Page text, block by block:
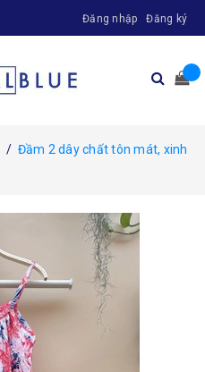
Đăng nhập Đăng ký
/ Đầm 2 dây chất tôn mát, xinh